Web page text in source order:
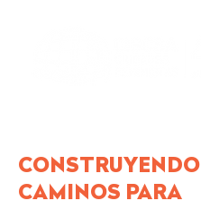
CONSTRUYENDO
CAMINOS PARA